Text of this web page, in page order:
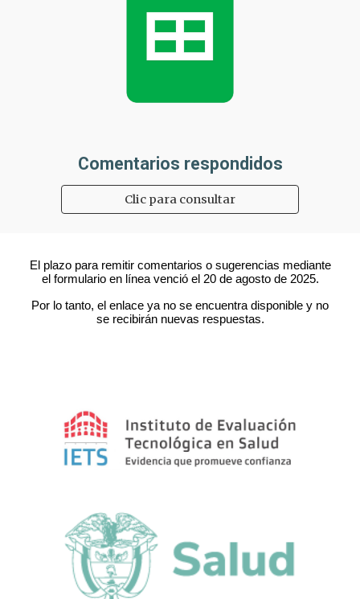
Comentarios respondidos
Clic para consultar
El plazo para remitir comentarios o sugerencias mediante
el formulario en línea venció el 20 de agosto de 2025.
Por lo tanto, el enlace ya no se encuentra disponible y no
se recibirán nuevas respuestas.